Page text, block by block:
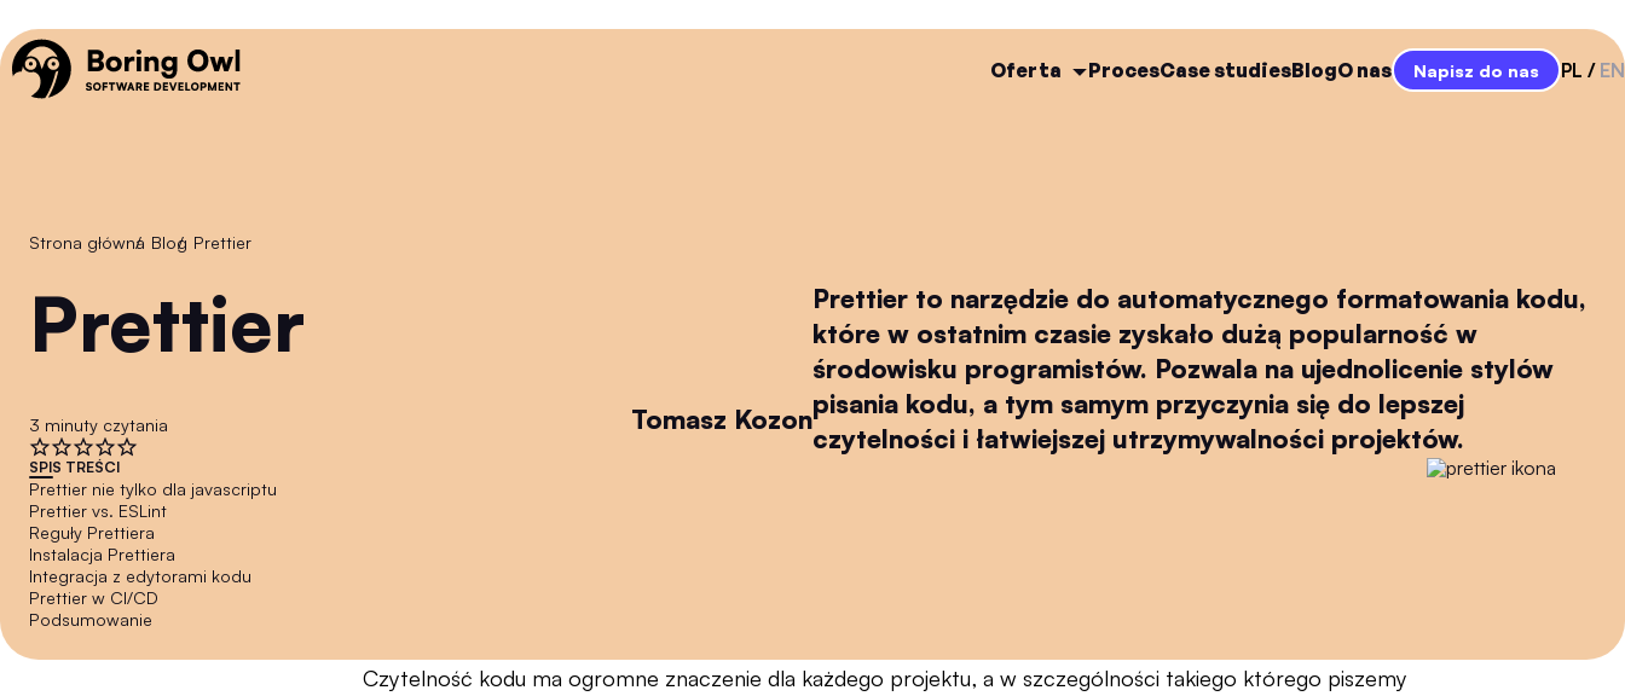
Oferta ProcesCase studiesBlogO nas Napisz do nas PL EN
Strona główna
/ Blog
/ Prettier
Prettier
3 minuty czytania Tomasz Kozon
Prettier to narzędzie do automatycznego formatowania kodu,
które w ostatnim czasie zyskało dużą popularność w
środowisku programistów. Pozwala na ujednolicenie stylów
pisania kodu, a tym samym przyczynia się do lepszej
czytelności i łatwiejszej utrzymywalności projektów.
SPIS TREŚCI
Prettier nie tylko dla javascriptu
Prettier vs. ESLint
Reguły Prettiera
Instalacja Prettiera
Integracja z edytorami kodu
Prettier w CI/CD
Podsumowanie
Czytelność kodu ma ogromne znaczenie dla każdego projektu, a w szczególności takiego którego piszemy